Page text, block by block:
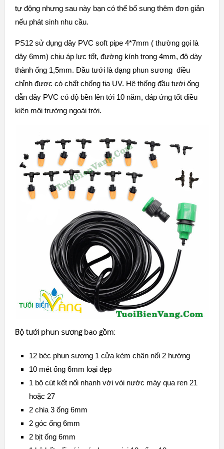
tự động nhưng sau này bạn có thể bổ sung thêm đơn giản
nếu phát sinh nhu cầu.
PS12 sử dụng dây PVC soft pipe 4*7mm ( thường gọi là
dây 6mm) chịu áp lực tốt, đường kính trong 4mm, độ dày
thành ống 1,5mm. Đầu tưới là dạng phun sương điều
chỉnh được có chất chống tia UV. Hệ thống đầu tưới ống
dẫn dây PVC có độ bền lên tới 10 năm, đáp ứng tốt điều
kiện môi trường ngoài trời.
Bộ tưới phun sương bao gồm:
12 béc phun sương 1 cửa kèm chân nối 2 hướng
10 mét ống 6mm loại đẹp
1 bộ cút kết nối nhanh với vòi nước máy qua ren 21
hoặc 27
2 chia 3 ống 6mm
2 góc ống 6mm
2 bịt ống 6mm